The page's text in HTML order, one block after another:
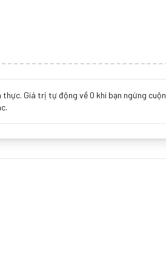
Giá trị tự động về 0 khi bạn ngừng